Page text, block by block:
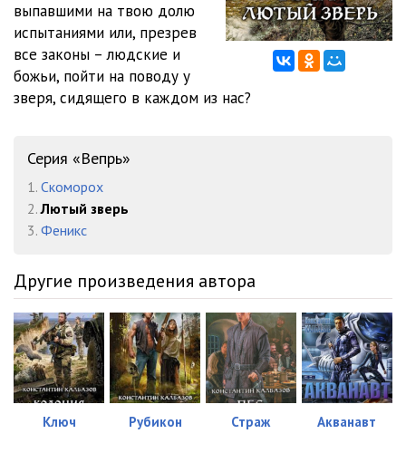
выпавшими на твою долю
испытаниями или, презрев
все законы – людские и
божьи, пойти на поводу у
зверя, сидящего в каждом из нас?
Серия «Вепрь»
1. Скоморох
2. Лютый зверь
3. Феникс
Другие произведения автора
Ключ Рубикон Страж Акванавт